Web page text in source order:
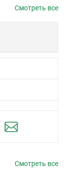
Смотреть все
Смотреть все